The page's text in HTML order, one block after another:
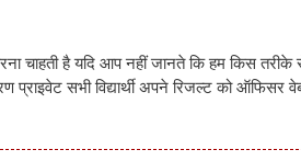
चाहती है यदि आप नहीं जानते कि हम किस तरीके
प्राइवेट सभी विद्यार्थी अपने रिजल्ट को